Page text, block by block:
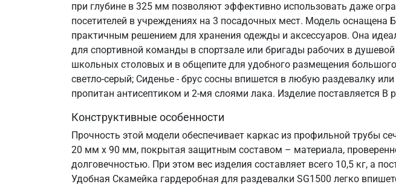
при глубине в 325 мм позволяют эффективно использовать даже
посетителей в учреждениях на 3 посадочных мест. Модель
практичным решением для хранения одежды и аксессуаров. Она
для спортивной команды в спортзале или бригады рабочих в
школьных столовых и в общепите для удобного размещения
светло-серый; Сиденье - брус сосны впишется в любую раздевалку
пропитан антисептиком и 2-мя слоями лака. Изделие поставляется В
Конструктивные особенности
Прочность этой модели обеспечивает каркас из профильной трубы
20 мм х 90 мм, покрытая защитным составом – материала,
долговечностью. При этом вес изделия составляет всего 10,5 кг, а
Удобная Скамейка гардеробная для раздевалки SG1500 легко